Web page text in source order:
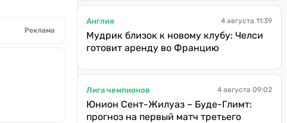
Реклама
Англия 4 августа 11:39
Мудрик близок к новому клубу: Челси
готовит аренду во Францию
Лига чемпионов 4 августа 09:02
Юнион Сент-Жилуаз – Буде-Глимт:
прогноз на первый матч третьего